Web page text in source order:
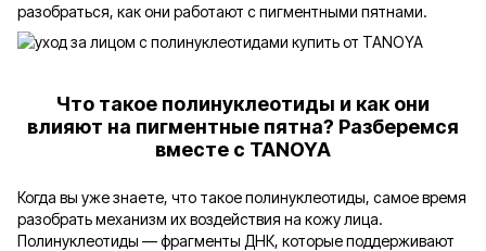
разобраться, как они работают с пигментными пятнами.
Что такое полинуклеотиды и как они
влияют на пигментные пятна? Разберемся
вместе с TANOYA
Когда вы уже знаете, что такое полинуклеотиды, самое время
разобрать механизм их воздействия на кожу лица.
Полинуклеотиды — фрагменты ДНК, которые поддерживают